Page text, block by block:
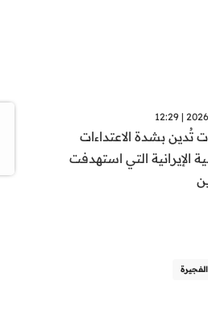
2026-
تُدين بشدة الاعتداءات
الإيرانية التي استهدفت
الفجيرة